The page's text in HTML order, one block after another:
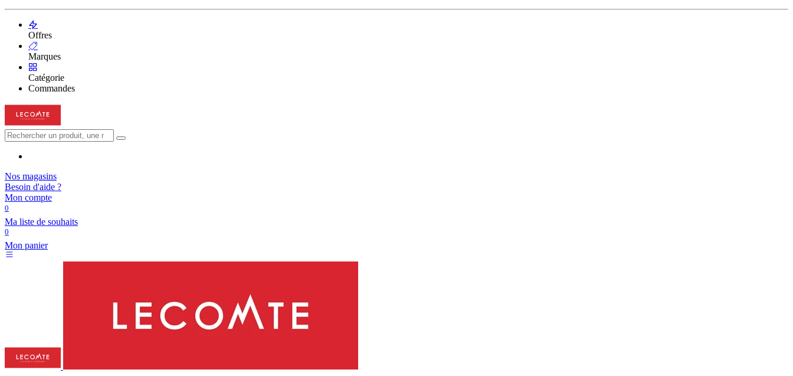
Offres
Marques
Catégorie
Commandes
Nos magasins
Besoin d'aide ?
Mon compte
0
Ma liste de souhaits
0
Mon panier